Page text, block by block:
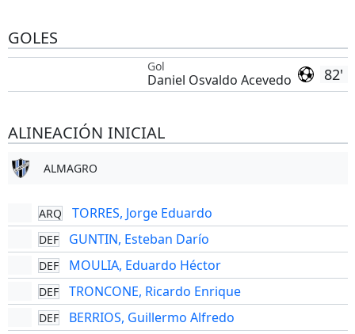
GOLES
82'
Gol
Daniel Osvaldo Acevedo
ALINEACIÓN INICIAL
ALMAGRO
ARQ TORRES, Jorge Eduardo
DEF GUNTIN, Esteban Darío
DEF MOULIA, Eduardo Héctor
DEF TRONCONE, Ricardo Enrique
DEF BERRIOS, Guillermo Alfredo